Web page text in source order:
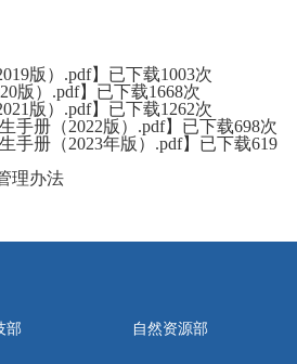
版）.pdf】已下载1003次
版）.pdf】已下载1668次
版）.pdf】已下载1262次
手册（2022版）.pdf】已下载698次
手册（2023年版）.pdf】已下载619
理办法
部 自然资源部